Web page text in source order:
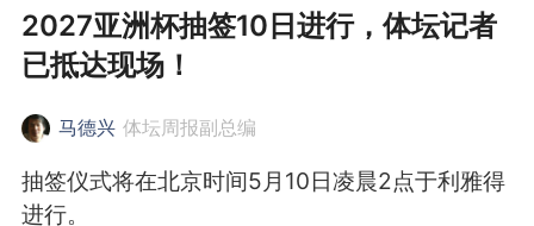
2027亚洲杯抽签10日进行，体坛记者
已抵达现场！
马德兴 体坛周报副总编
抽签仪式将在北京时间5月10日凌晨2点于利雅得
进行。